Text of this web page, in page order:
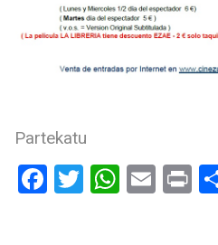
Partekatu
Facebook
Twitter